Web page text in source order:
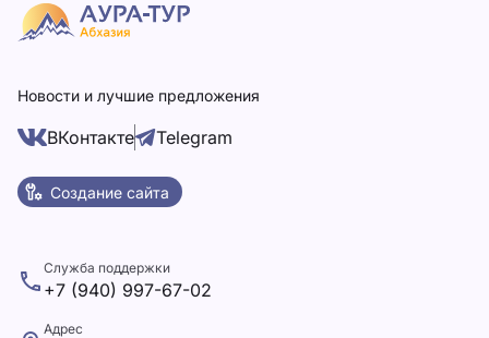
Новости и лучшие предложения
ВКонтакте Telegram
Создание сайта
Служба поддержки
+7 (940) 997-67-02
Адрес